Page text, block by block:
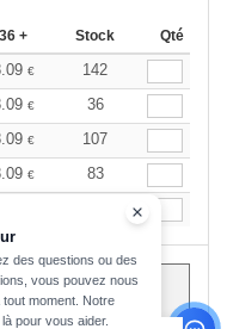
36 + Stock Qté
€
142
€
36
€
107
€
83
des questions ou des
vous pouvez nous
moment. Notre
pour vous aider.